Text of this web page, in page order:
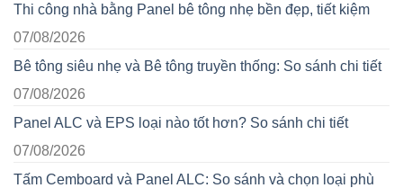
Thi công nhà bằng Panel bê tông nhẹ bền đẹp, tiết kiệm
07/08/2026
Bê tông siêu nhẹ và Bê tông truyền thống: So sánh chi tiết
07/08/2026
Panel ALC và EPS loại nào tốt hơn? So sánh chi tiết
07/08/2026
Tấm Cemboard và Panel ALC: So sánh và chọn loại phù